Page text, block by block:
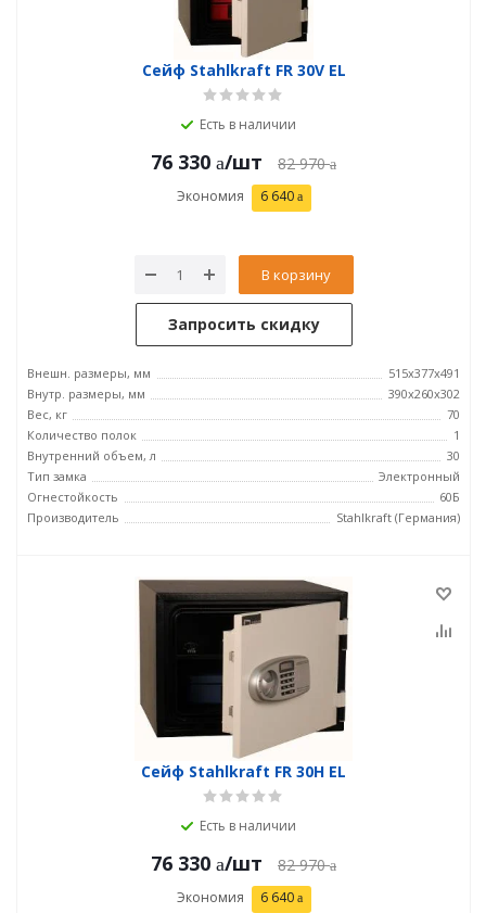
Сейф Stahlkraft FR 30V EL
Есть в наличии
76 330 /шт 82 970
Экономия 6 640
В корзину
Запросить скидку
Внешн. размеры, мм
515x377x491
Внутр. размеры, мм
390x260x302
Вес, кг
70
Количество полок
1
Внутренний объем, л
30
Тип замка
Электронный
Огнестойкость
60Б
Производитель
Stahlkraft (Германия)
Сейф Stahlkraft FR 30H EL
Есть в наличии
76 330 /шт 82 970
Экономия 6 640